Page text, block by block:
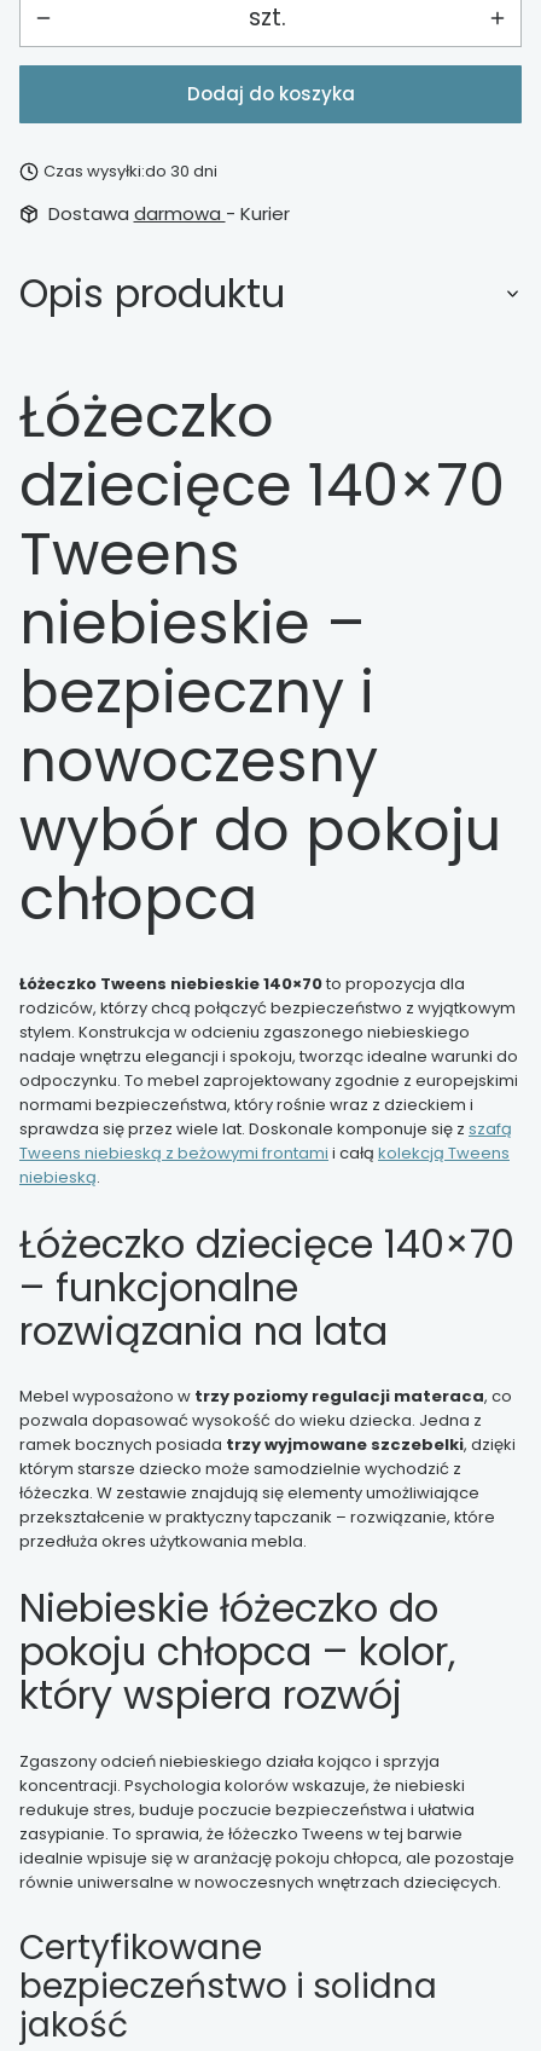
szt.
Dodaj do koszyka
Czas wysyłki:do 30 dni
Dostawa darmowa - Kurier
Opis produktu
Łóżeczko
dziecięce 140×70
Tweens
niebieskie –
bezpieczny i
nowoczesny
wybór do pokoju
chłopca
Łóżeczko Tweens niebieskie 140×70to propozycja dla
rodziców, którzy chcą połączyć bezpieczeństwo z wyjątkowym
stylem. Konstrukcja w odcieniu zgaszonego niebieskiego
nadaje wnętrzu elegancji i spokoju, tworząc idealne warunki do
odpoczynku. To mebel zaprojektowany zgodnie z europejskimi
normami bezpieczeństwa, który rośnie wraz z dzieckiem i
sprawdza się przez wiele lat. Doskonale komponuje się z szafą
Tweens niebieską z beżowymi frontami i całą kolekcją Tweens
niebieską.
Łóżeczko dziecięce 140×70
– funkcjonalne
rozwiązania na lata
Mebel wyposażono w trzy poziomy regulacji materaca, co
pozwala dopasować wysokość do wieku dziecka. Jedna z
ramek bocznych posiada trzy wyjmowane szczebelki, dzięki
którym starsze dziecko może samodzielnie wychodzić z
łóżeczka. W zestawie znajdują się elementy umożliwiające
przekształcenie w praktyczny tapczanik – rozwiązanie, które
przedłuża okres użytkowania mebla.
Niebieskie łóżeczko do
pokoju chłopca – kolor,
który wspiera rozwój
Zgaszony odcień niebieskiego działa kojąco i sprzyja
koncentracji. Psychologia kolorów wskazuje, że niebieski
redukuje stres, buduje poczucie bezpieczeństwa i ułatwia
zasypianie. To sprawia, że łóżeczko Tweens w tej barwie
idealnie wpisuje się w aranżację pokoju chłopca, ale pozostaje
równie uniwersalne w nowoczesnych wnętrzach dziecięcych.
Certyfikowane
bezpieczeństwo i solidna
jakość